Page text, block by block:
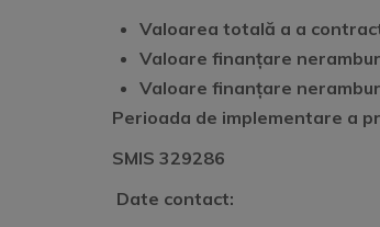
Valoarea totală a a
Valoare finanțare
Valoare finanțare
Perioada de implementare a
SMIS 329286
Date contact: